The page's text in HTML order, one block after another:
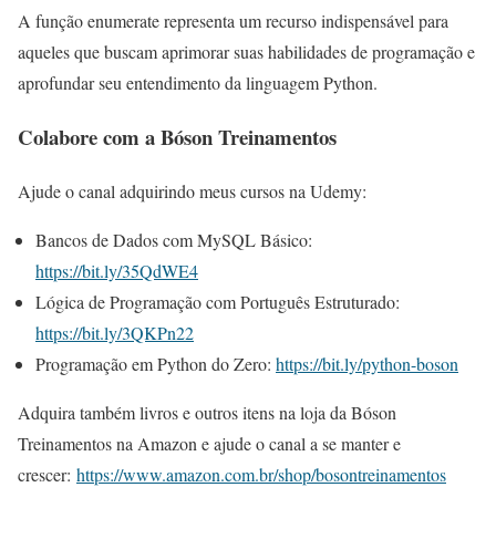
A função enumerate representa um recurso indispensável para
aqueles que buscam aprimorar suas habilidades de programação e
aprofundar seu entendimento da linguagem Python.
Colabore com a Bóson Treinamentos
Ajude o canal adquirindo meus cursos na Udemy:
Bancos de Dados com MySQL Básico:
https://bit.ly/35QdWE4
Lógica de Programação com Português Estruturado:
https://bit.ly/3QKPn22
Programação em Python do Zero: https://bit.ly/python-boson
Adquira também livros e outros itens na loja da Bóson
Treinamentos na Amazon e ajude o canal a se manter e
crescer: https://www.amazon.com.br/shop/bosontreinamentos